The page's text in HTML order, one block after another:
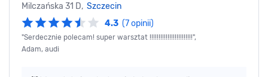
Milczańska 31 D, Szczecin
4.3 (7 opinii)
"Serdecznie polecam! super warsztat !!!!!!!!!!!!!!!!!!!!!!!!",
Adam, audi